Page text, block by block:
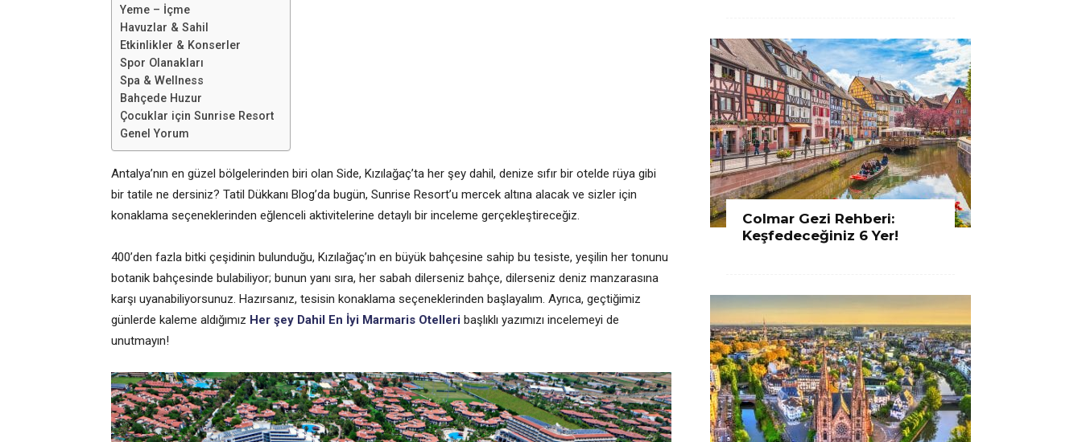
Yeme – İçme
Havuzlar & Sahil
Etkinlikler & Konserler
Spor Olanakları
Spa & Wellness
Bahçede Huzur
Çocuklar için Sunrise Resort
Genel Yorum
Antalya’nın en güzel bölgelerinden biri olan Side, Kızılağaç’ta her şey dahil, denize sıfır bir otelde rüya gibi
bir tatile ne dersiniz? Tatil Dükkanı Blog’da bugün, Sunrise Resort’u mercek altına alacak ve sizler için
konaklama seçeneklerinden eğlenceli aktivitelerine detaylı bir inceleme gerçekleştireceğiz.
400’den fazla bitki çeşidinin bulunduğu, Kızılağaç’ın en büyük bahçesine sahip bu tesiste, yeşilin her tonunu
botanik bahçesinde bulabiliyor; bunun yanı sıra, her sabah dilerseniz bahçe, dilerseniz deniz manzarasına
karşı uyanabiliyorsunuz. Hazırsanız, tesisin konaklama seçeneklerinden başlayalım. Ayrıca, geçtiğimiz
günlerde kaleme aldığımız Her şey Dahil En İyi Marmaris Otelleri başlıklı yazımızı incelemeyi de
unutmayın!
Colmar Gezi Rehberi:
Keşfedeceğiniz 6 Yer!